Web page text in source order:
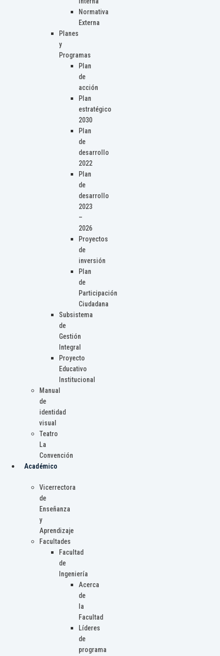
Normativa
Externa
Planes
y
Programas
Plan
de
acción
Plan
estratégico
2030
Plan
de
desarrollo
2022
Plan
de
desarrollo
2023
–
2026
Proyectos
de
inversión
Plan
de
Participación
Ciudadana
Subsistema
de
Gestión
Integral
Proyecto
Educativo
Institucional
Manual
de
identidad
visual
Teatro
La
Convención
Académico
Vicerrectora
de
Enseñanza
y
Aprendizaje
Facultades
Facultad
de
Ingeniería
Acerca
de
la
Facultad
Líderes
de
programa